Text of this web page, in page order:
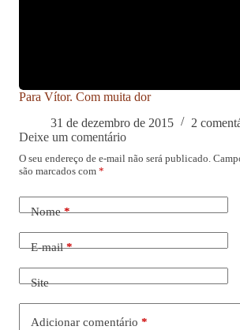
Para Vítor. Com muita dor
31 de dezembro de 2015
2
Deixe um comentário
O seu endereço de e-mail não será publicado.
são marcados com *
Nome*
E-mail*
Site
Adicionar comentário *